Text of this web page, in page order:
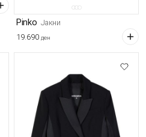
Pinko Јакни
19.690 ден